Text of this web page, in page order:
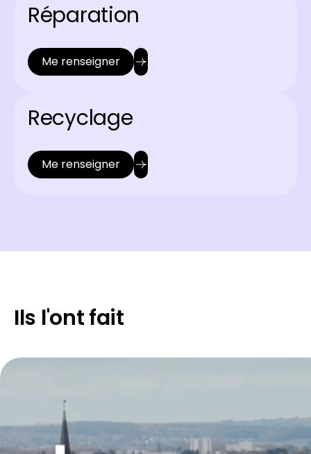
Réparation
Me renseigner
Recyclage
Me renseigner
Ils l'ont fait